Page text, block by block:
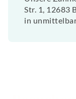
Str. 1, 12683
in